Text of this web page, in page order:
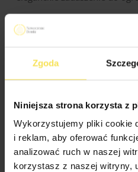
Zgoda
Niniejsza strona korzysta z
Wykorzystujemy pliki cookie
i reklam, aby oferować
analizować ruch w naszej
korzystasz z naszej witryny,
Model Marbella dzięki swojej
formie dobrze komponuje się
architekturą, jak i bardziej
Specyfikacja
Rodzaj materiału: